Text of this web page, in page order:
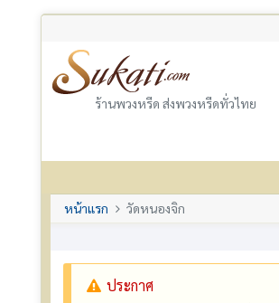
ร้านพวงหรีด ส่งพวงหรีดทั่วไทย
หน้าแรก วัดหนองจิก
ประกาศ